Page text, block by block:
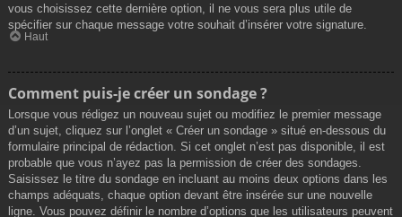
vous choisissez cette dernière option, il ne vous sera plus utile de
spécifier sur chaque message votre souhait d’insérer votre signature.
Haut
Comment puis-je créer un sondage ?
Lorsque vous rédigez un nouveau sujet ou modifiez le premier message
d’un sujet, cliquez sur l’onglet « Créer un sondage » situé en-dessous du
formulaire principal de rédaction. Si cet onglet n’est pas disponible, il est
probable que vous n’ayez pas la permission de créer des sondages.
Saisissez le titre du sondage en incluant au moins deux options dans les
champs adéquats, chaque option devant être insérée sur une nouvelle
ligne. Vous pouvez définir le nombre d’options que les utilisateurs peuvent